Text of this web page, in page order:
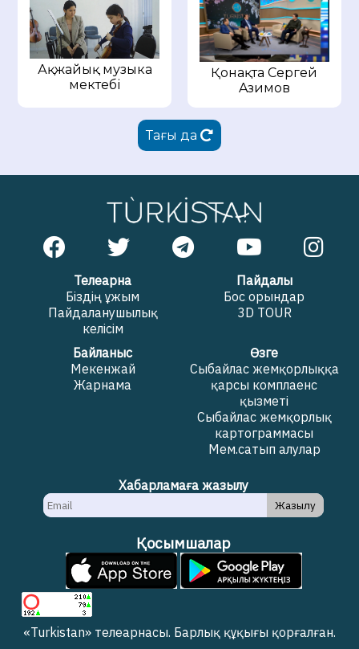
Ақжайық музыка
мектебі
Қонақта Cергей
Aзимов
Тағы да
Телеарна
Біздің ұжым
Пайдаланушылық
келісім
Пайдалы
Бос орындар
3D TOUR
Байланыс
Мекенжай
Жарнама
Өзге
Сыбайлас жемқорлыққа
қарсы комплаенс
қызметі
Сыбайлас жемқорлық
картограммасы
Мем.сатып алулар
Хабарламаға жазылу
Жазылу
Қосымшалар
«Turkistan» телеарнасы. Барлық құқығы қорғалған.